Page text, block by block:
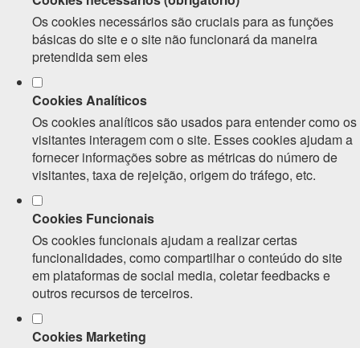
Os cookies necessários são cruciais para as funções
básicas do site e o site não funcionará da maneira
pretendida sem eles
Cookies Analíticos
Os cookies analíticos são usados para entender como os
visitantes interagem com o site. Esses cookies ajudam a
fornecer informações sobre as métricas do número de
visitantes, taxa de rejeição, origem do tráfego, etc.
Cookies Funcionais
Os cookies funcionais ajudam a realizar certas
funcionalidades, como compartilhar o conteúdo do site
em plataformas de social media, coletar feedbacks e
outros recursos de terceiros.
Cookies Marketing